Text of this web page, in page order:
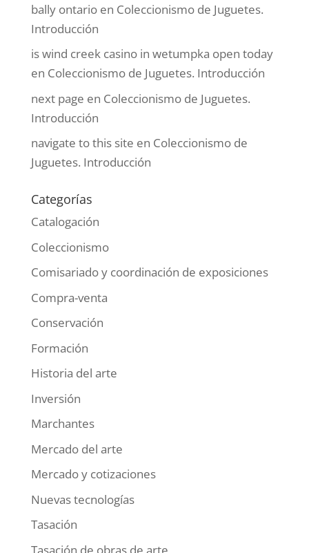
bally ontarioen Coleccionismo de Juguetes.
Introducción
is wind creek casino in wetumpka open today
en Coleccionismo de Juguetes. Introducción
next page en Coleccionismo de Juguetes.
Introducción
navigate to this site en Coleccionismo de
Juguetes. Introducción
Categorías
Catalogación
Coleccionismo
Comisariado y coordinación de exposiciones
Compra-venta
Conservación
Formación
Historia del arte
Inversión
Marchantes
Mercado del arte
Mercado y cotizaciones
Nuevas tecnologías
Tasación
Tasación de obras de arte